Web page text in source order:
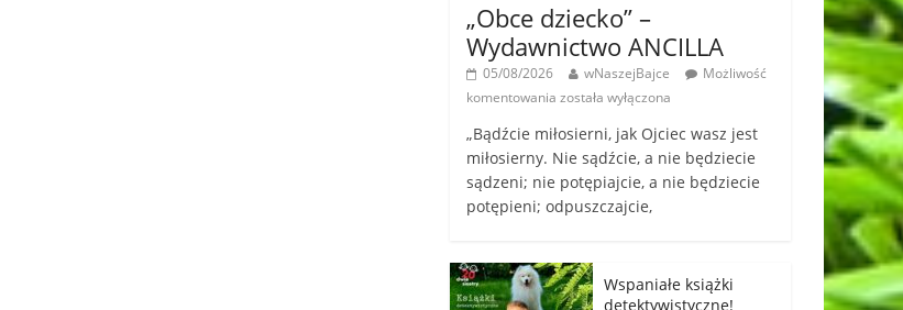
„Obce dziecko” –
Wydawnictwo ANCILLA
05/08/2026 wNaszejBajce
Możliwość
komentowania została wyłączona
„Bądźcie miłosierni, jak Ojciec wasz jest
miłosierny. Nie sądźcie, a nie będziecie
sądzeni; nie potępiajcie, a nie będziecie
potępieni; odpuszczajcie,
Wspaniałe książki
detektywistyczne!